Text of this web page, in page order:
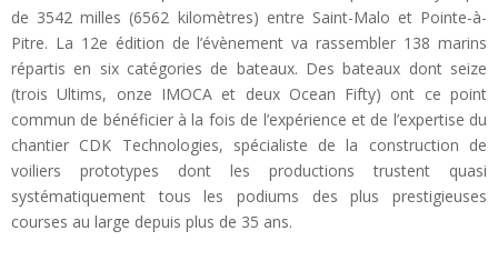
de 3542 milles (6562 kilomètres) entre Saint-Malo et Pointe-à-
Pitre. La 12e édition de l’évènement va rassembler 138 marins
répartis en six catégories de bateaux. Des bateaux dont seize
(trois Ultims, onze IMOCA et deux Ocean Fifty) ont ce point
commun de bénéficier à la fois de l’expérience et de l’expertise du
chantier CDK Technologies, spécialiste de la construction de
voiliers prototypes dont les productions trustent quasi
systématiquement tous les podiums des plus prestigieuses
courses au large depuis plus de 35 ans.